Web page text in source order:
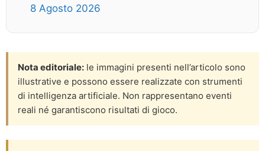
8 Agosto 2026
Nota editoriale: le immagini presenti nell’articolo sono
illustrative e possono essere realizzate con strumenti
di intelligenza artificiale. Non rappresentano eventi
reali né garantiscono risultati di gioco.